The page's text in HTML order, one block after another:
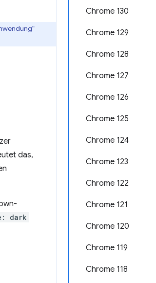
Chrome 130
Chrome 129
Chrome 128
Chrome 127
Chrome 126
Chrome 125
Chrome 124
Chrome 123
Chrome 122
Chrome 121
Chrome 120
Chrome 119
Chrome 118
das,
dark